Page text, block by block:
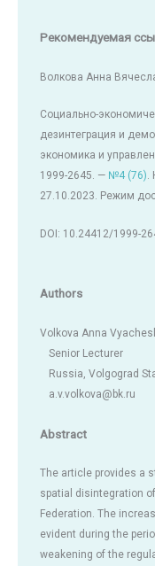
Рекомендуемая
Волкова Анна
Социально-
дезинтеграция и
экономика и
1999-2645. — №4 (76).
27.10.2023. Режим
DOI: 10.24412/1999-
Authors
Volkova Anna
Senior Lecturer
Russia, Volgograd
a.v.volkova@bk.ru
Abstract
The article provides a
spatial disintegration
Federation. The
evident during the
weakening of the